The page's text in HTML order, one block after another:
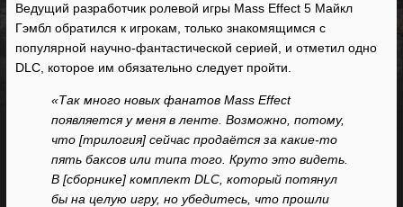
Ведущий разработчик ролевой игры Mass Effect 5 Майкл
Гэмбл обратился к игрокам, только знакомящимся с
популярной научно-фантастической серией, и отметил одно
DLC, которое им обязательно следует пройти.
«Так много новых фанатов Mass Effect
появляется у меня в ленте. Возможно, потому,
что [трилогия] сейчас продаётся за какие-то
пять баксов или типа того. Круто это видеть.
В [сборнике] комплект DLC, который потянул
бы на целую игру, но убедитесь, что прошли